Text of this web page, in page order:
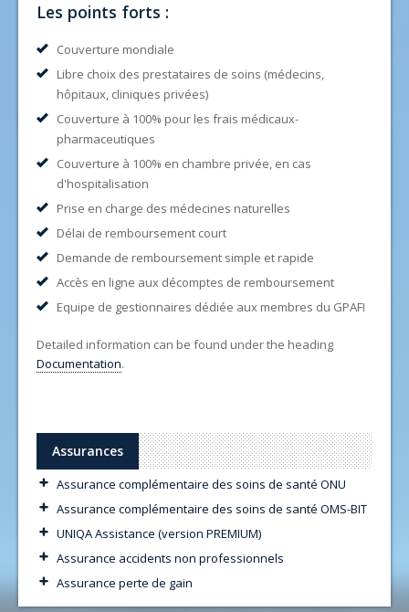
Les points forts :
Couverture mondiale
Libre choix des prestataires de soins (médecins,
hôpitaux, cliniques privées)
Couverture à 100% pour les frais médicaux-
pharmaceutiques
Couverture à 100% en chambre privée, en cas
d'hospitalisation
Prise en charge des médecines naturelles
Délai de remboursement court
Demande de remboursement simple et rapide
Accès en ligne aux décomptes de remboursement
Equipe de gestionnaires dédiée aux membres du GPAFI
Detailed information can be found under the heading
Documentation.
Assurances
Assurance complémentaire des soins de santé ONU
Assurance complémentaire des soins de santé OMS-BIT
UNIQA Assistance (version PREMIUM)
Assurance accidents non professionnels
Assurance perte de gain